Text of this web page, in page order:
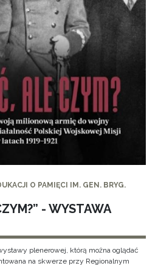
O PAMIĘCI IM. GEN. BRYG.
- WYSTAWA
plenerowej, którą można oglądać
na skwerze przy Regionalnym